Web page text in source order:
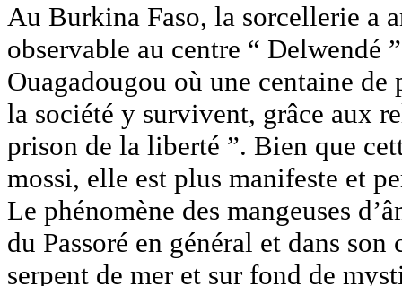
Au Burkina Faso, la sorcellerie a
observable au centre “ Delwendé
Ouagadougou où une centaine
la société y survivent, grâce aux
prison de la liberté ”. Bien que
mossi, elle est plus manifeste et
Le phénomène des mangeuses
du Passoré en général et dans
serpent de mer et sur fond de